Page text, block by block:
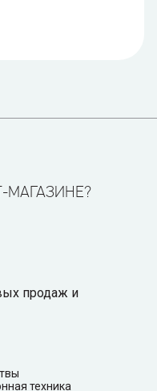
МАГАЗИНЕ?
продаж и
техника